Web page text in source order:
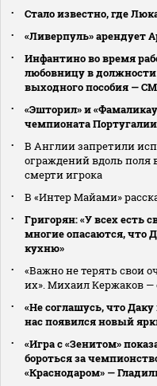
Стало известно, где
«Ливерпуль» арендует
Инфантино во время
любовницу в
выходного пособия —
«Эшторил» и
чемпионата Португалии
В Англии запретили
ограждений вдоль поля
смерти игрока
В «Интер Майами»
Григорян: «У всех есть
многие опасаются, что
кухню»
«Важно не терять свои
их». Михаил Кержаков —
«Не соглашусь, что
нас появился новый
«Игра с «Зенитом»
бороться за
«Краснодаром» —